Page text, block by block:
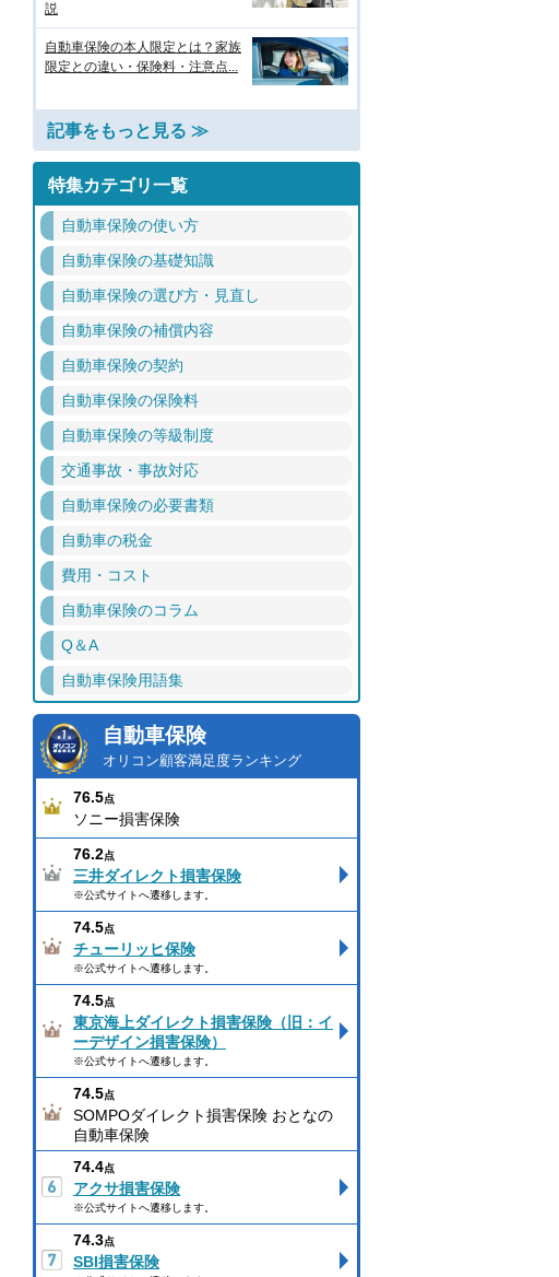
説
自動車保険の本人限定とは？家族
限定との違い・保険料・注意点...
記事をもっと見る ≫
特集カテゴリ一覧
自動車保険の使い方
自動車保険の基礎知識
自動車保険の選び方・見直し
自動車保険の補償内容
自動車保険の契約
自動車保険の保険料
自動車保険の等級制度
交通事故・事故対応
自動車保険の必要書類
自動車の税金
費用・コスト
自動車保険のコラム
Q＆A
自動車保険用語集
自動車保険
オリコン顧客満足度ランキング
76.5点
ソニー損害保険
76.2点
三井ダイレクト損害保険
※公式サイトへ遷移します。
74.5点
チューリッヒ保険
※公式サイトへ遷移します。
74.5点
東京海上ダイレクト損害保険（旧：イ
ーデザイン損害保険）
※公式サイトへ遷移します。
74.5点
SOMPOダイレクト損害保険 おとなの
自動車保険
74.4点
アクサ損害保険
※公式サイトへ遷移します。
74.3点
SBI損害保険